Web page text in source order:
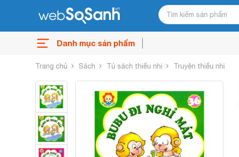
Danh mục sản phẩm
Trang chủ Sách Tủ sách thiếu nhi Truyện thiếu nhi